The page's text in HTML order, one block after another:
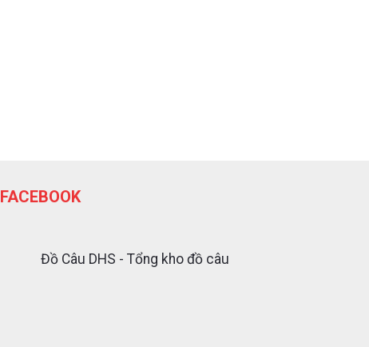
FACEBOOK
Đồ Câu DHS - Tổng kho đồ câu